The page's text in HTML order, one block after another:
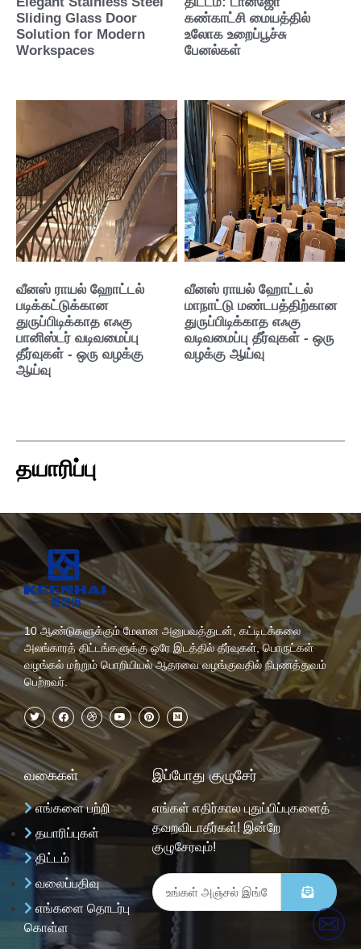
Sliding Glass Door
Solution for Modern
Workspaces
கண்காட்சி மையத்தில்
உலோக உறைப்பூச்சு
பேனல்கள்
வீனஸ் ராயல் ஹோட்டல்
படிக்கட்டுக்கான
துருப்பிடிக்காத எஃகு
பானிஸ்டர் வடிவமைப்பு
தீர்வுகள் - ஒரு வழக்கு
ஆய்வு
வீனஸ் ராயல் ஹோட்டல்
மாநாட்டு மண்டபத்திற்கான
துருப்பிடிக்காத எஃகு
வடிவமைப்பு தீர்வுகள் - ஒரு
வழக்கு ஆய்வு
தயாரிப்பு
10 ஆண்டுகளுக்கும் மேலான அனுபவத்துடன், கட்டிடக்கலை
அலங்காரத் திட்டங்களுக்கு ஒரே இடத்தில் தீர்வுகள், பொருட்கள்
வழங்கல் மற்றும் பொறியியல் ஆதரவை வழங்குவதில் நிபுணத்துவம்
பெற்றவர்.
வகைகள்
எங்களை பற்றி
தயாரிப்புகள்
திட்டம்
வலைப்பதிவு
எங்களை தொடர்பு
கொள்ள
இப்போது குழுசேர்
எங்கள் எதிர்கால புதுப்பிப்புகளைத்
தவறவிடாதீர்கள்! இன்றே
குழுசேரவும்!